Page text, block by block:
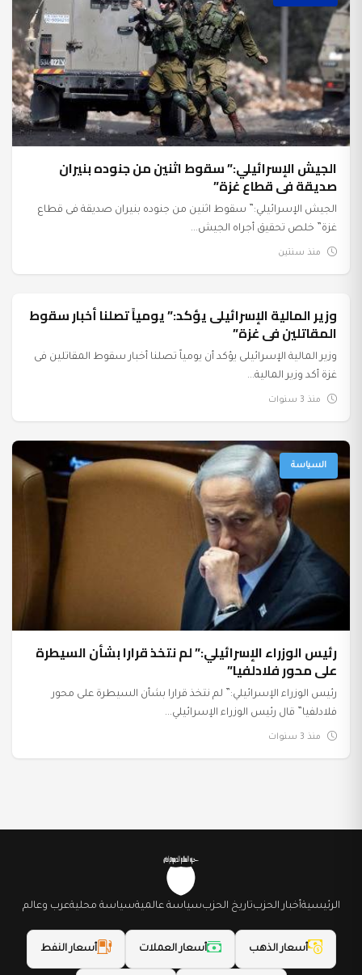
الجيش الإسرائيلي:” سقوط اثنين من جنوده بنيران
صديقة فى قطاع غزة”
الجيش الإسرائيلي:” سقوط اثنين من جنوده بنيران صديقة فى قطاع
غزة” خلص تحقيق أجراه الجيش...
منذ سنتين
السياسة
وزير المالية الإسرائيلى يؤكد:” يومياً تصلنا أخبار سقوط
المقاتلين فى غزة”
وزير المالية الإسرائيلى يؤكد أن يومياً تصلنا أخبار سقوط المقاتلين فى
غزة أكد وزير المالية...
منذ 3 سنوات
السياسة
رئيس الوزراء الإسرائيلي:” لم نتخذ قرارا بشأن السيطرة
على محور فلادلفيا”
رئيس الوزراء الإسرائيلي:” لم نتخذ قرارا بشأن السيطرة على محور
فلادلفيا” قال رئيس الوزراء الإسرائيلي...
منذ 3 سنوات
الرئيسيةأخبار الحزبتاريخ الحزبسياسة عالميةسياسة محليةعرب وعالم
أسعار الذهب أسعار العملات أسعار النفط